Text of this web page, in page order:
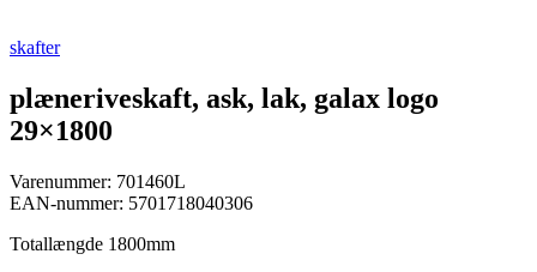
skafter
plæneriveskaft, ask, lak, galax logo
29×1800
Varenummer: 701460L
EAN-nummer: 5701718040306
Totallængde 1800mm